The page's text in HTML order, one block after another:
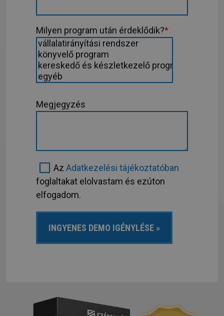
Milyen program után érdeklődik?*
Megjegyzés
Az Adatkezelési tájékoztatóban
foglaltakat elolvastam és ezúton
elfogadom.